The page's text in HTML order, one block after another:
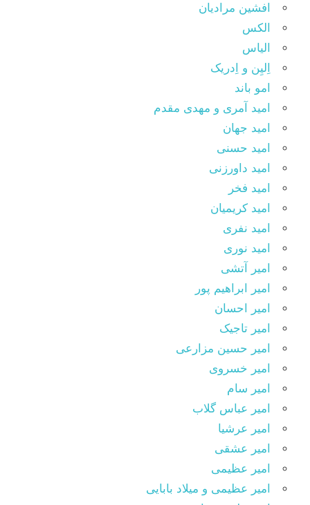
افشین مرادیان
الکس
الیاس
اِلیِن و اِدریک
امو باند
امید آمری و مهدی مقدم
امید جهان
امید حسنی
امید داورزنی
امید فخر
امید کریمیان
امید نفری
امید نوری
امیر آتشی
امیر ابراهیم پور
امیر احسان
امیر تاجیک
امیر حسین مزارعی
امیر خسروی
امیر سام
امیر عباس گلاب
امیر عرشیا
امیر عشقی
امیر عظیمی
امیر عظیمی و میلاد بابایی